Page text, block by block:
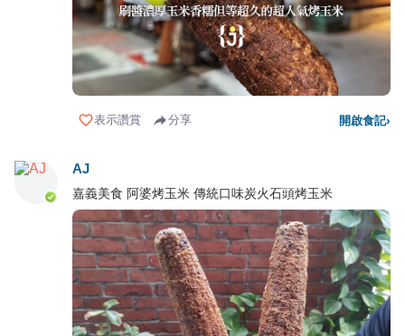
表示讚賞 分享 開啟食記›
AJ
嘉義美食 阿婆烤玉米 傳統口味炭火石頭烤玉米